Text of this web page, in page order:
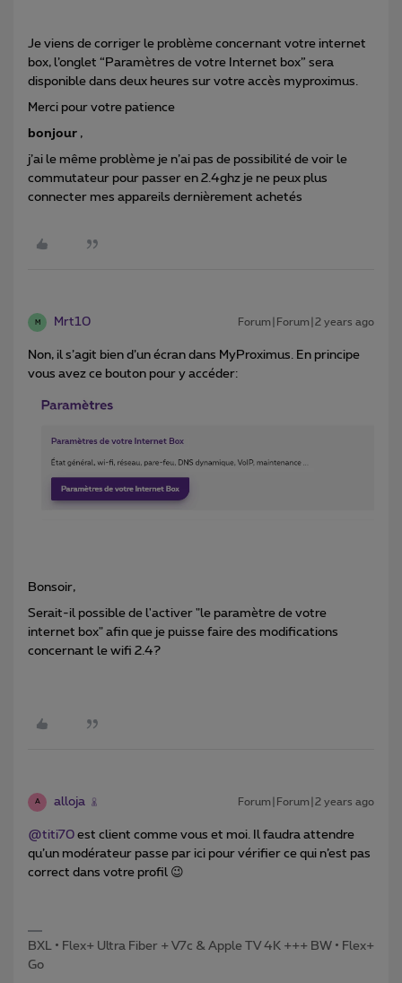
Je viens de corriger le problème concernant votre internet
box, l’onglet “Paramètres de votre Internet box” sera
disponible dans deux heures sur votre accès myproximus.
Merci pour votre patience
bonjour ,
j’ai le même problème je n’ai pas de possibilité de voir le
commutateur pour passer en 2.4ghz je ne peux plus
connecter mes appareils dernièrement achetés
M Mrt10 Forum|Forum|2 years ago
Non, il s’agit bien d’un écran dans MyProximus. En principe
vous avez ce bouton pour y accéder:
Bonsoir,
Serait-il possible de l'activer "le paramètre de votre
internet box" afin que je puisse faire des modifications
concernant le wifi 2.4?
A alloja Forum|Forum|2 years ago
@titi70 est client comme vous et moi. Il faudra attendre
qu’un modérateur passe par ici pour vérifier ce qui n’est pas
correct dans votre profil 😉
BXL • Flex+ Ultra Fiber + V7c & Apple TV 4K +++ BW • Flex+
Go